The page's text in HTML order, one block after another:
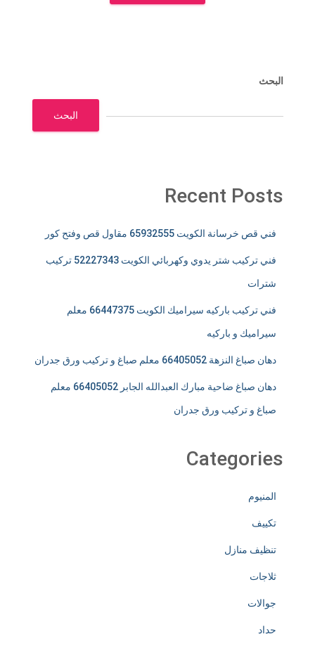
البحث
البحث
Recent Posts
فني قص خرسانة الكويت 65932555 مقاول قص وفتح كور
فني تركيب شتر يدوي وكهربائي الكويت 52227343 تركيب
شترات
فني تركيب باركيه سيراميك الكويت 66447375 معلم
سيراميك و باركيه
دهان صباغ النزهة 66405052 معلم صباغ و تركيب ورق جدران
دهان صباغ ضاحية مبارك العبدالله الجابر 66405052 معلم
صباغ و تركيب ورق جدران
Categories
المنيوم
تكييف
تنظيف منازل
ثلاجات
جوالات
حداد